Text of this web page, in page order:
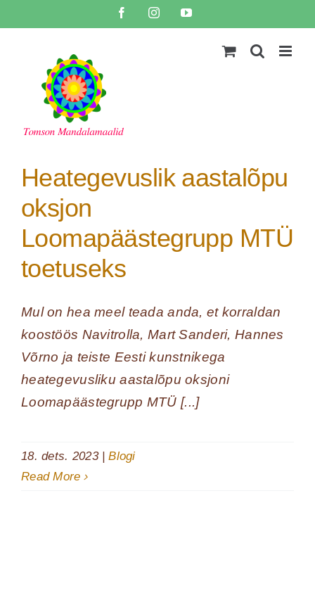
to
FacebookInstagramYouTube
Heategevuslik aastalõpu
oksjon
Loomapäästegrupp MTÜ
toetuseks
Mul on hea meel teada anda, et korraldan
koostöös Navitrolla, Mart Sanderi, Hannes
Võrno ja teiste Eesti kunstnikega
heategevusliku aastalõpu oksjoni
Loomapäästegrupp MTÜ [...]
18. dets. 2023 | Blogi
Read More